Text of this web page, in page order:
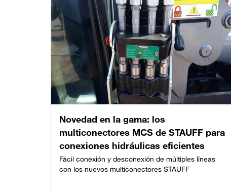
Novedad en la gama: los
multiconectores MCS de STAUFF para
conexiones hidráulicas eficientes
Fácil conexión y desconexión de múltiples líneas
con los nuevos multiconectores STAUFF